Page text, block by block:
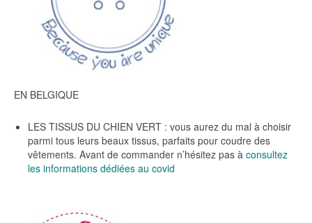
EN BELGIQUE
LES TISSUS DU CHIEN VERT : vous aurez du mal à choisir
parmi tous leurs beaux tissus, parfaits pour coudre des
vêtements. Avant de commander n’hésitez pas à consultez
les informations dédiées au covid